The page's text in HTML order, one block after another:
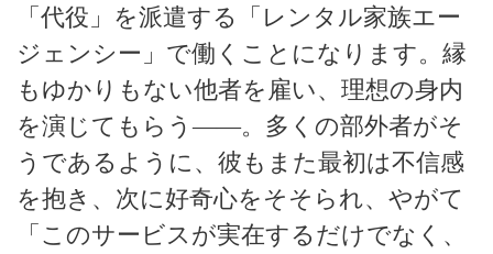
「代役」を派遣する「レンタル家族エー
ジェンシー」で働くことになります。縁
もゆかりもない他者を雇い、理想の身内
を演じてもらう――。多くの部外者がそ
うであるように、彼もまた最初は不信感
を抱き、次に好奇心をそそられ、やがて
「このサービスが実在するだけでなく、